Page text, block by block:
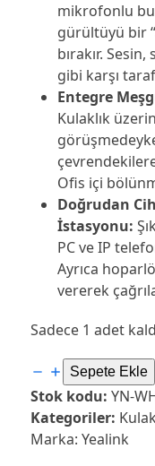
mikrofonlu
gürültüyü bir
bırakır.
gibi karşı
Entegre
Kulaklık
Ofis içi
Doğrudan
İstasyonu:
PC ve IP
Ayrıca
vererek
Sadece 1 adet
Yealink
WH63
DECT
Sepete Ekle
Stok kodu: YN-
Kategoriler:
Marka: Yealink